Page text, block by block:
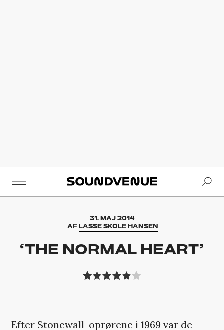
Soundvenue
31. MAJ 2014
AF LASSE SKOLE HANSEN
‘THE NORMAL HEART’
Efter Stonewall-oprørene i 1969 var de